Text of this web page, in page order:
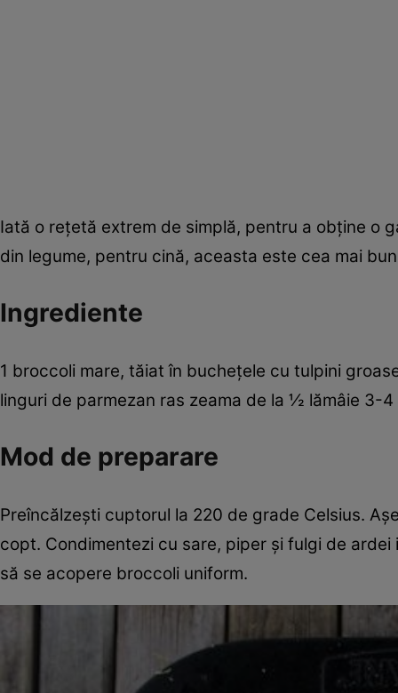
Iată o reţetă extrem de simplă, pentru a obţine o
din legume, pentru cină, aceasta este cea mai
Ingrediente
1 broccoli mare, tăiat în bucheţele cu tulpini
linguri de parmezan ras zeama de la ½ lămâie 3-
Mod de preparare
Preîncălzeşti cuptorul la 220 de grade Celsius.
copt. Condimentezi cu sare, piper şi fulgi de
să se acopere broccoli uniform.